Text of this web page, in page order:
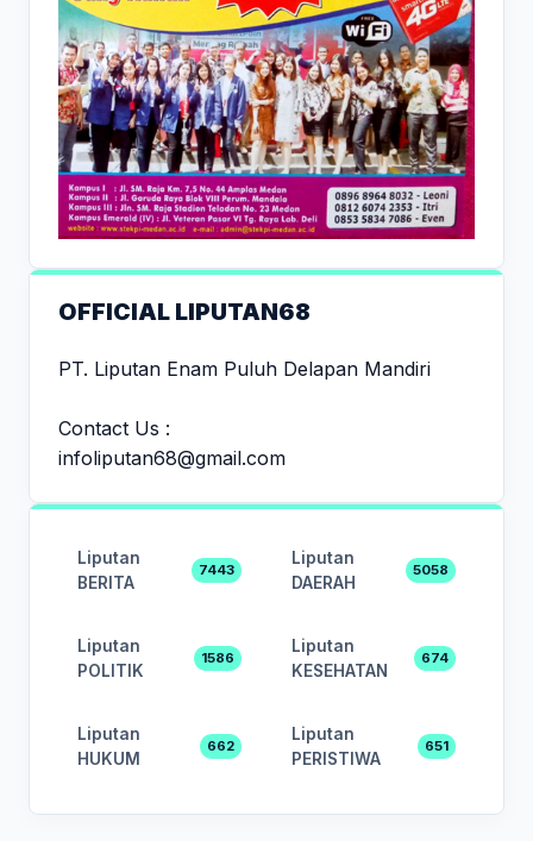
OFFICIAL LIPUTAN68
PT. Liputan Enam Puluh Delapan Mandiri
Contact Us :
infoliputan68@gmail.com
Liputan
BERITA
7443
Liputan
DAERAH
5058
Liputan
POLITIK
1586
Liputan
KESEHATAN
674
Liputan
HUKUM
662
Liputan
PERISTIWA
651